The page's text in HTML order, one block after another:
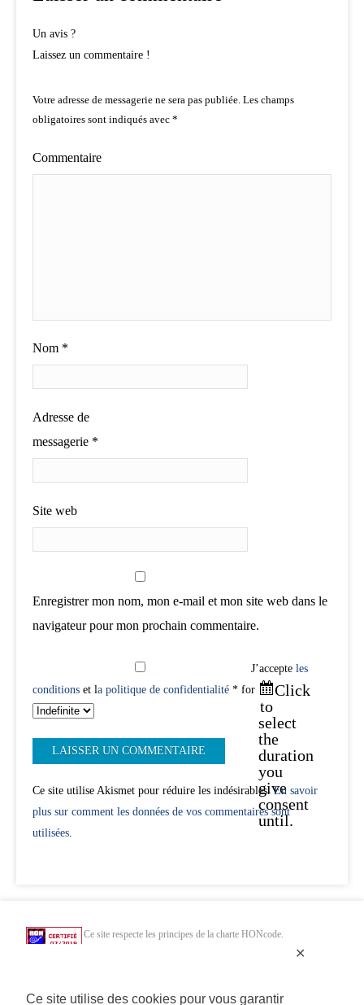
Ce site utilise des cookies pour vous garantir
✕
Un avis ?
Laissez un commentaire !
Votre adresse de messagerie ne sera pas publiée. Les champs
obligatoires sont indiqués avec *
Commentaire
Nom *
Adresse de
messagerie *
Site web
Enregistrer mon nom, mon e-mail et mon site web dans le
navigateur pour mon prochain commentaire.
J’accepte les
conditions et la politique de confidentialité * for
Click
to
select
the
duration
you
give
consent
until.
Ce site utilise Akismet pour réduire les indésirables.En savoir
plus sur comment les données de vos commentaires sont
utilisées
Ce site respecte les principes de la charte HONcode.